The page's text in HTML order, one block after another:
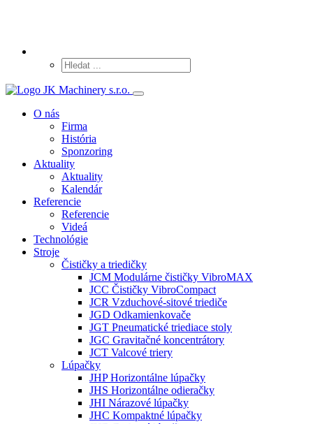
O nás
Firma
História
Sponzoring
Aktuality
Aktuality
Kalendár
Referencie
Referencie
Videá
Technológie
Stroje
Čističky a triedičky
JCM Modulárne čističky VibroMAX
JCC Čističky VibroCompact
JCR Vzduchové-sitové triediče
JGD Odkamienkovače
JGT Pneumatické triediace stoly
JGC Gravitačné koncentrátory
JCT Valcové triery
Lúpačky
JHP Horizontálne lúpačky
JHS Horizontálne odieračky
JHI Nárazové lúpačky
JHC Kompaktné lúpačky